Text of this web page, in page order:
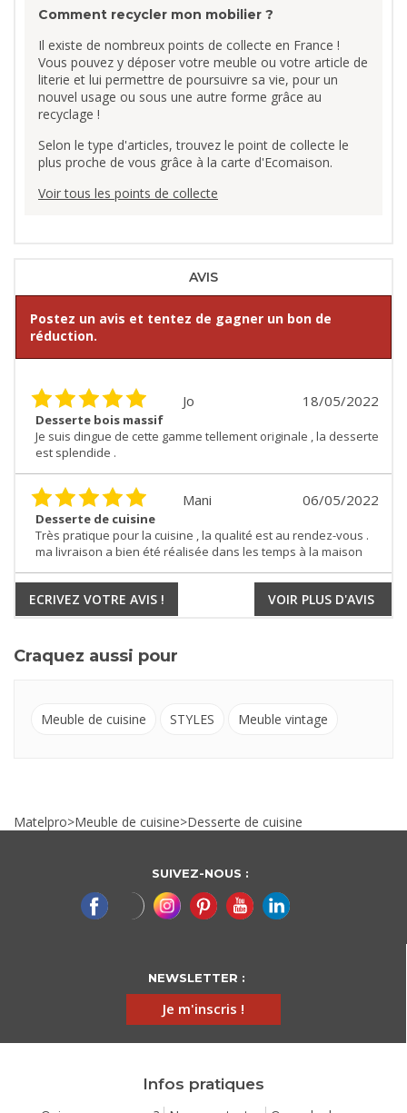
Comment recycler mon mobilier ?
Il existe de nombreux points de collecte en France !
Vous pouvez y déposer votre meuble ou votre article de
literie et lui permettre de poursuivre sa vie, pour un
nouvel usage ou sous une autre forme grâce au
recyclage !
Selon le type d'articles, trouvez le point de collecte le
plus proche de vous grâce à la carte d'Ecomaison.
Voir tous les points de collecte
AVIS
Postez un avis et tentez de gagner un bon de
réduction.
18/05/2022
Jo
Desserte bois massif
Je suis dingue de cette gamme tellement originale , la desserte
est splendide .
06/05/2022
Mani
Desserte de cuisine
Très pratique pour la cuisine , la qualité est au rendez-vous .
ma livraison a bien été réalisée dans les temps à la maison
ECRIVEZ VOTRE AVIS ! VOIR PLUS D'AVIS
Craquez aussi pour
Meuble de cuisine STYLES Meuble vintage
Matelpro>Meuble de cuisine>Desserte de cuisine
SUIVEZ-NOUS :
NEWSLETTER :
Je m'inscris !
Infos pratiques